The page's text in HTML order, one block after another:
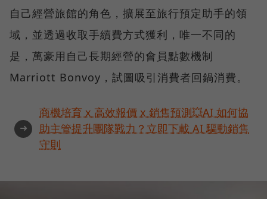
自己經營旅館的角色，擴展至旅行預定助手的領
域，並透過收取手續費方式獲利，唯一不同的
是，萬豪用自己長期經營的會員點數機制
Marriott Bonvoy，試圖吸引消費者回鍋消費。
➜
商機培育 x 高效報價 x 銷售預測💥AI 如何協
助主管提升團隊戰力？立即下載 AI 驅動銷售
守則